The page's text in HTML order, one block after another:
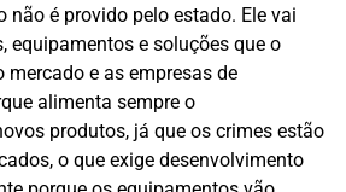
não é provido pelo estado. Ele vai
equipamentos e soluções que o
mercado e as empresas de
alimenta sempre o
produtos, já que os crimes estão
o que exige desenvolvimento